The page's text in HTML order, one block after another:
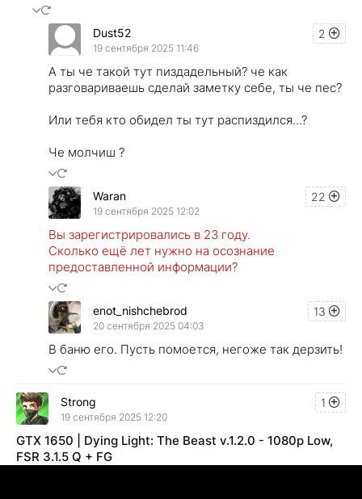
2
Dust52
19 сентября 2025 11:46
А ты че такой тут пиздадельный? че как
разговариваешь сделай заметку себе, ты че пес?
Или тебя кто обидел ты тут распиздился...?
Че молчиш ?
22
Waran
19 сентября 2025 12:02
Вы зарегистрировались в 23 году.
Сколько ещё лет нужно на осознание
предоставленной информации?
13
enot_nishchebrod
20 сентября 2025 04:03
В баню его. Пусть помоется, негоже так дерзить!
1
Strong
19 сентября 2025 12:20
GTX 1650 | Dying Light: The Beast v.1.2.0 - 1080p Low,
FSR 3.1.5 Q + FG